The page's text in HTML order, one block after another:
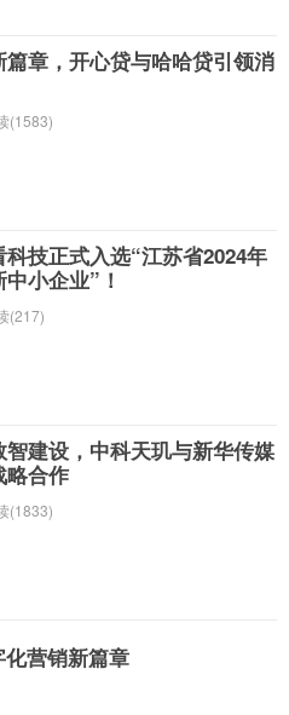
篇章，开心贷与哈哈贷引领消
(1583)
技正式入选“江苏省2024年
小企业”！
(217)
智建设，中科天玑与新华传媒
略合作
(1833)
营销新篇章